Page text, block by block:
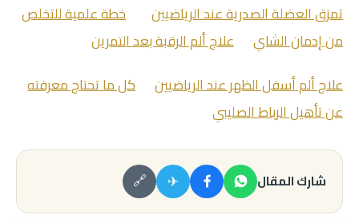
تمزق العضلة الصدرية عند الرياضيين
خطة علمية للتخلص
من إدمان الشاي
علاج ألم الرقبة بعد التمرين
علاج ألم أسفل الظهر عند الرياضيين
كل ما تحتاج معرفته
عن تأهيل الرباط الصليبي
شارك المقال ✈
🔗